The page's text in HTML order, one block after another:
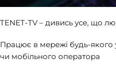
TENET-TV – дивись усе, що
Працює в мережі будь-якого
чи мобільного оператора